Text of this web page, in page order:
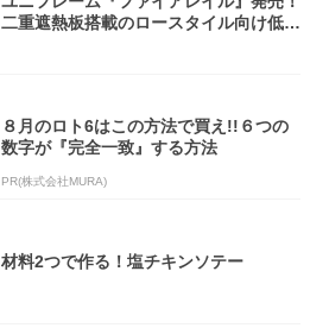
二重遮熱板搭載のロースタイル向け低型
８月のロト6はこの方法で買え!!６つの
数字が『完全一致』する方法
PR(株式会社MURA)
材料2つで作る！塩チキンソテー